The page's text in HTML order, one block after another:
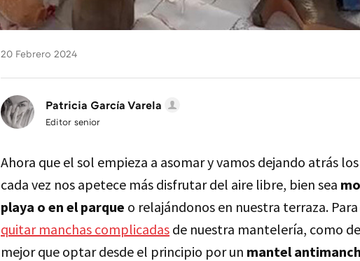
20 Febrero 2024
Patricia García Varela
Editor senior
Ahora que el sol empieza a asomar y vamos dejando atrás
cada vez nos apetece más disfrutar del aire libre, bien sea
playa o en el parque o relajándonos en nuestra terraza.
quitar manchas complicadas de nuestra mantelería, como
mejor que optar desde el principio por un mantel